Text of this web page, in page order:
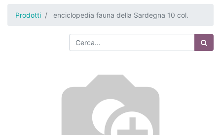
Prodotti enciclopedia fauna della Sardegna 10 col.